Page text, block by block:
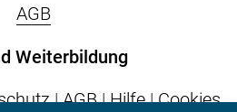
AGB
Weiterbildung
|AGB|Hilfe|Cookies